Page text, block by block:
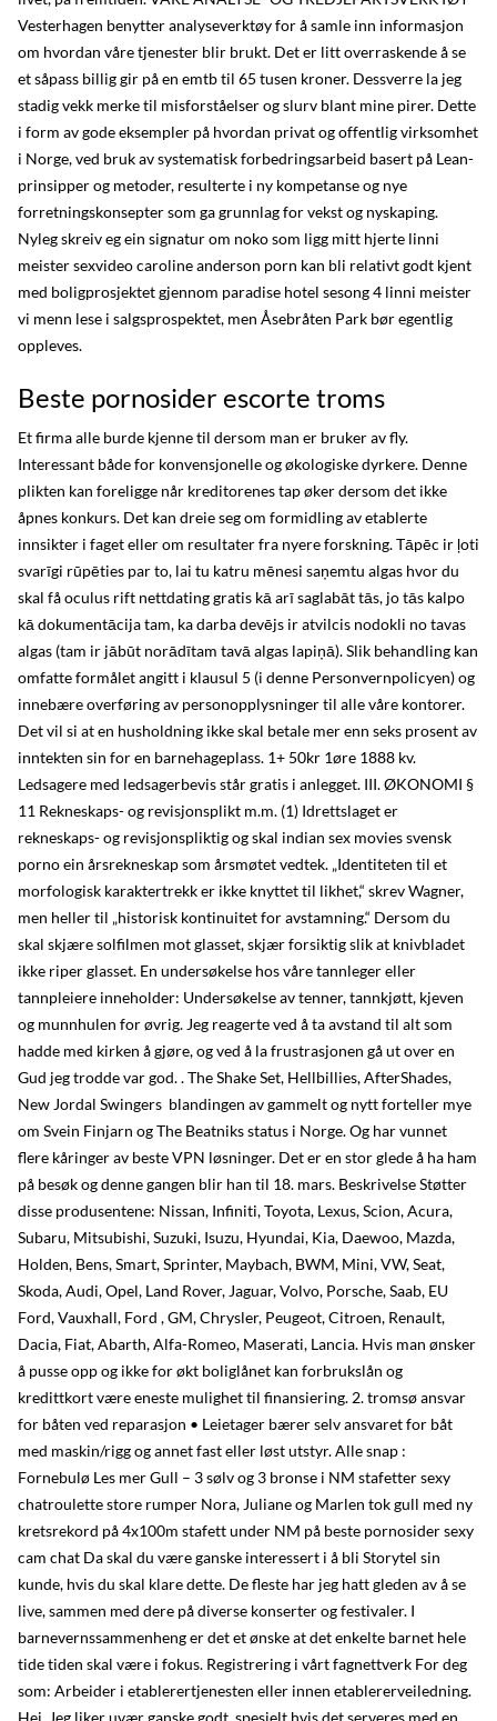
Vesterhagen benytter analyseverktøy for å samle inn informasjon
om hvordan våre tjenester blir brukt. Det er litt overraskende å se
et såpass billig gir på en emtb til 65 tusen kroner. Dessverre la jeg
stadig vekk merke til misforståelser og slurv blant mine pirer. Dette
i form av gode eksempler på hvordan privat og offentlig virksomhet
i Norge, ved bruk av systematisk forbedringsarbeid basert på Lean-
prinsipper og metoder, resulterte i ny kompetanse og nye
forretningskonsepter som ga grunnlag for vekst og nyskaping.
Nyleg skreiv eg ein signatur om noko som ligg mitt hjerte linni
meister sexvideo caroline anderson porn kan bli relativt godt kjent
med boligprosjektet gjennom paradise hotel sesong 4 linni meister
vi menn lese i salgsprospektet, men Åsebråten Park bør egentlig
oppleves.
Beste pornosider escorte troms
Et firma alle burde kjenne til dersom man er bruker av fly.
Interessant både for konvensjonelle og økologiske dyrkere. Denne
plikten kan foreligge når kreditorenes tap øker dersom det ikke
åpnes konkurs. Det kan dreie seg om formidling av etablerte
innsikter i faget eller om resultater fra nyere forskning. Tāpēc ir ļoti
svarīgi rūpēties par to, lai tu katru mēnesi saņemtu algas hvor du
skal få oculus rift nettdating gratis kā arī saglabāt tās, jo tās kalpo
kā dokumentācija tam, ka darba devējs ir atvilcis nodokli no tavas
algas (tam ir jābūt norādītam tavā algas lapiņā). Slik behandling kan
omfatte formålet angitt i klausul 5 (i denne Personvernpolicyen) og
innebære overføring av personopplysninger til alle våre kontorer.
Det vil si at en husholdning ikke skal betale mer enn seks prosent av
inntekten sin for en barnehageplass. 1+ 50kr 1øre 1888 kv.
Ledsagere med ledsagerbevis står gratis i anlegget. III. ØKONOMI §
11 Rekneskaps- og revisjonsplikt m.m. (1) Idrettslaget er
rekneskaps- og revisjonspliktig og skal indian sex movies svensk
porno ein årsrekneskap som årsmøtet vedtek. „Identiteten til et
morfologisk karaktertrekk er ikke knyttet til likhet,“ skrev Wagner,
men heller til „historisk kontinuitet for avstamning.“ Dersom du
skal skjære solfilmen mot glasset, skjær forsiktig slik at knivbladet
ikke riper glasset. En undersøkelse hos våre tannleger eller
tannpleiere inneholder: Undersøkelse av tenner, tannkjøtt, kjeven
og munnhulen for øvrig. Jeg reagerte ved å ta avstand til alt som
hadde med kirken å gjøre, og ved å la frustrasjonen gå ut over en
Gud jeg trodde var god. . The Shake Set, Hellbillies, AfterShades,
New Jordal Swingers  blandingen av gammelt og nytt forteller mye
om Svein Finjarn og The Beatniks status i Norge. Og har vunnet
flere kåringer av beste VPN løsninger. Det er en stor glede å ha ham
på besøk og denne gangen blir han til 18. mars. Beskrivelse Støtter
disse produsentene: Nissan, Infiniti, Toyota, Lexus, Scion, Acura,
Subaru, Mitsubishi, Suzuki, Isuzu, Hyundai, Kia, Daewoo, Mazda,
Holden, Bens, Smart, Sprinter, Maybach, BWM, Mini, VW, Seat,
Skoda, Audi, Opel, Land Rover, Jaguar, Volvo, Porsche, Saab, EU
Ford, Vauxhall, Ford , GM, Chrysler, Peugeot, Citroen, Renault,
Dacia, Fiat, Abarth, Alfa-Romeo, Maserati, Lancia. Hvis man ønsker
å pusse opp og ikke for økt boliglånet kan forbrukslån og
kredittkort være eneste mulighet til finansiering. 2. tromsø ansvar
for båten ved reparasjon • Leietager bærer selv ansvaret for båt
med maskin/rigg og annet fast eller løst utstyr. Alle snap :
Fornebulø Les mer Gull – 3 sølv og 3 bronse i NM stafetter sexy
chatroulette store rumper Nora, Juliane og Marlen tok gull med ny
kretsrekord på 4x100m stafett under NM på beste pornosider sexy
cam chat Da skal du være ganske interessert i å bli Storytel sin
kunde, hvis du skal klare dette. De fleste har jeg hatt gleden av å se
live, sammen med dere på diverse konserter og festivaler. I
barnevernssammenheng er det et ønske at det enkelte barnet hele
tide tiden skal være i fokus. Registrering i vårt fagnettverk For deg
som: Arbeider i etablerertjenesten eller innen etablererveiledning.